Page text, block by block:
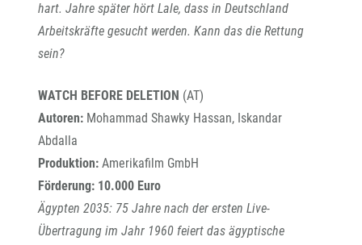
hart. Jahre später hört Lale, dass in Deutschland
Arbeitskräfte gesucht werden. Kann das die Rettung
sein?
WATCH BEFORE DELETION (AT)
Autoren: Mohammad Shawky Hassan, Iskandar
Abdalla
Produktion: Amerikafilm GmbH
Förderung: 10.000 Euro
Ägypten 2035: 75 Jahre nach der ersten Live-
Übertragung im Jahr 1960 feiert das ägyptische